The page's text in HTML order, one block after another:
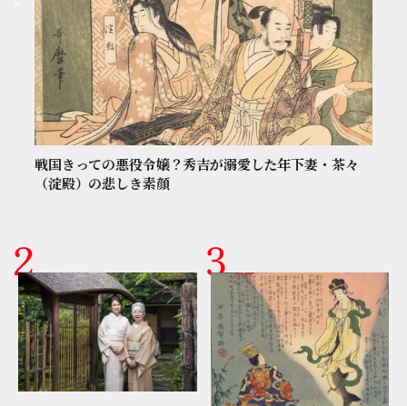
戦国きっての悪役令嬢？秀吉が溺愛した年下妻・茶々
（淀殿）の悲しき素顔